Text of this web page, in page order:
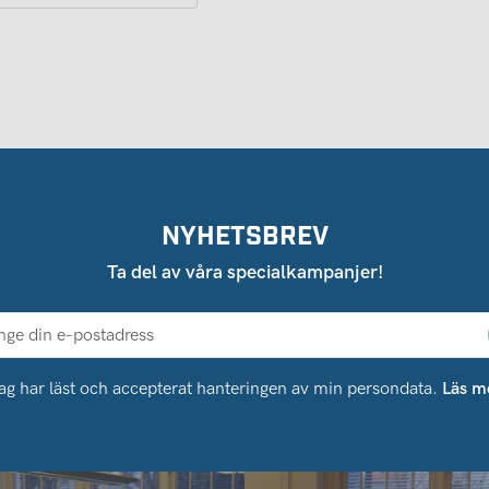
NYHETSBREV
Ta del av våra specialkampanjer!
har läst och accepterat hanteringen av min persondata. Läs